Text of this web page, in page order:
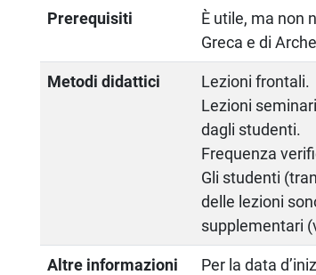
Prerequisiti
È utile, ma non
Greca e di
Metodi didattici
Lezioni frontali.
Lezioni
dagli studenti.
Frequenza
Gli studenti
delle lezioni
supplementari
Altre informazioni
Per la data